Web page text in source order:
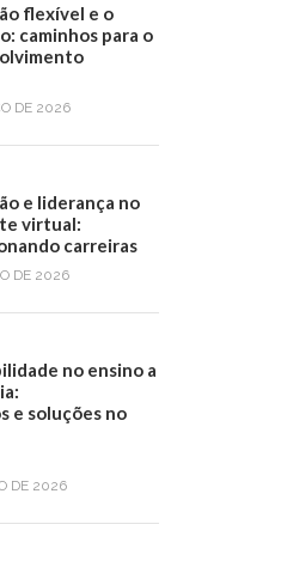
flexível e o
caminhos para o
DE 2026
e liderança no
virtual:
carreiras
DE 2026
no ensino a
e soluções no
DE 2026